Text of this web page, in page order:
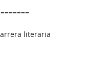
literaria